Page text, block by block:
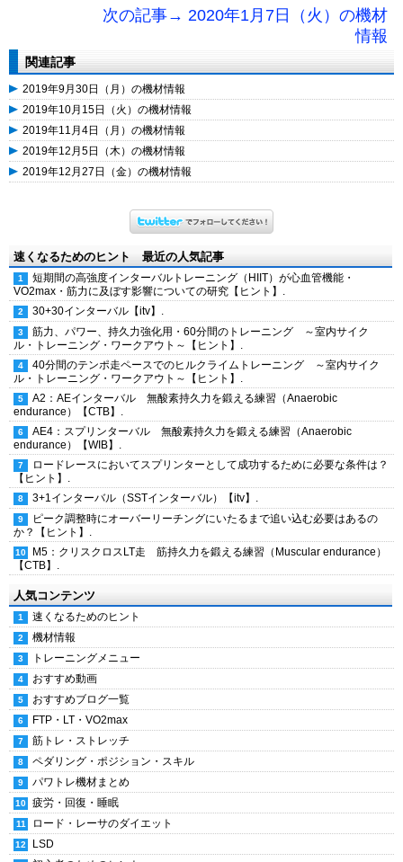
次の記事→ 2020年1月7日（火）の機材
情報
関連記事
2019年9月30日（月）の機材情報
2019年10月15日（火）の機材情報
2019年11月4日（月）の機材情報
2019年12月5日（木）の機材情報
2019年12月27日（金）の機材情報
速くなるためのヒント 最近の人気記事
短期間の高強度インターバルトレーニング（HIIT）が心血管機能・
VO2max・筋力に及ぼす影響についての研究【ヒント】.
30+30インターバル【itv】.
筋力、パワー、持久力強化用・60分間のトレーニング ～室内サイク
ル・トレーニング・ワークアウト～【ヒント】.
40分間のテンポ走ペースでのヒルクライムトレーニング ～室内サイク
ル・トレーニング・ワークアウト～【ヒント】.
A2：AEインターバル 無酸素持久力を鍛える練習（Anaerobic
endurance）【CTB】.
AE4：スプリンターバル 無酸素持久力を鍛える練習（Anaerobic
endurance）【WIB】.
ロードレースにおいてスプリンターとして成功するために必要な条件は？
【ヒント】.
3+1インターバル（SSTインターバル）【itv】.
ピーク調整時にオーバーリーチングにいたるまで追い込む必要はあるの
か？【ヒント】.
M5：クリスクロスLT走 筋持久力を鍛える練習（Muscular endurance）
【CTB】.
人気コンテンツ
速くなるためのヒント
機材情報
トレーニングメニュー
おすすめ動画
おすすめブログ一覧
FTP・LT・VO2max
筋トレ・ストレッチ
ペダリング・ポジション・スキル
パワトレ機材まとめ
疲労・回復・睡眠
ロード・レーサのダイエット
LSD